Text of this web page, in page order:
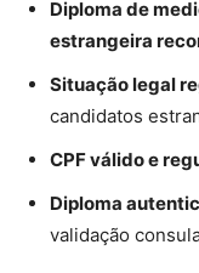
Diploma de
estrangeira
Situação legal
candidatos
CPF válido e
Diploma
validação